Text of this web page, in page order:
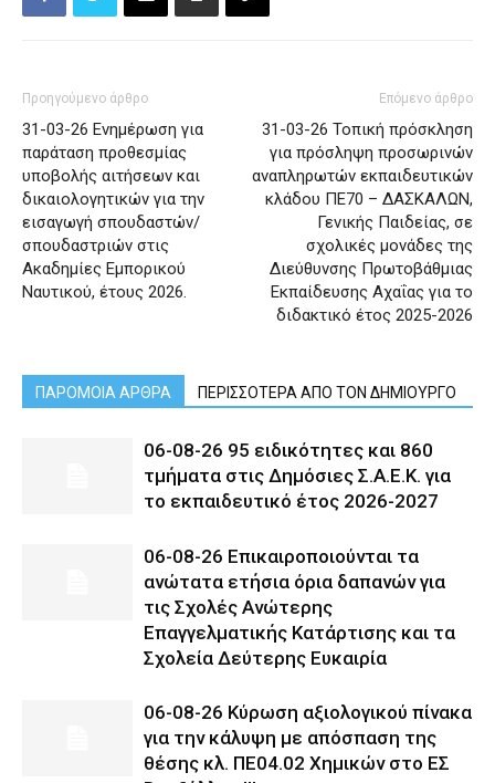
Προηγούμενο άρθρο
31-03-26 Ενημέρωση για
παράταση προθεσμίας
υποβολής αιτήσεων και
δικαιολογητικών για την
εισαγωγή σπουδαστών/
σπουδαστριών στις
Ακαδημίες Εμπορικού
Ναυτικού, έτους 2026.
Επόμενο άρθρο
31-03-26 Τοπική πρόσκληση
για πρόσληψη προσωρινών
αναπληρωτών εκπαιδευτικών
κλάδου ΠΕ70 – ΔΑΣΚΑΛΩΝ,
Γενικής Παιδείας, σε
σχολικές μονάδες της
Διεύθυνσης Πρωτοβάθμιας
Εκπαίδευσης Αχαΐας για το
διδακτικό έτος 2025-2026
ΠΑΡΟΜΟΙΑ ΑΡΘΡΑ ΠΕΡΙΣΣΟΤΕΡΑ ΑΠΟ ΤΟΝ ΔΗΜΙΟΥΡΓΟ
06-08-26 95 ειδικότητες και 860
τμήματα στις Δημόσιες Σ.Α.Ε.Κ. για
το εκπαιδευτικό έτος 2026-2027
06-08-26 Επικαιροποιούνται τα
ανώτατα ετήσια όρια δαπανών για
τις Σχολές Ανώτερης
Επαγγελματικής Κατάρτισης και τα
Σχολεία Δεύτερης Ευκαιρία
06-08-26 Κύρωση αξιολογικού πίνακα
για την κάλυψη με απόσπαση της
θέσης κλ. ΠΕ04.02 Χημικών στο ΕΣ